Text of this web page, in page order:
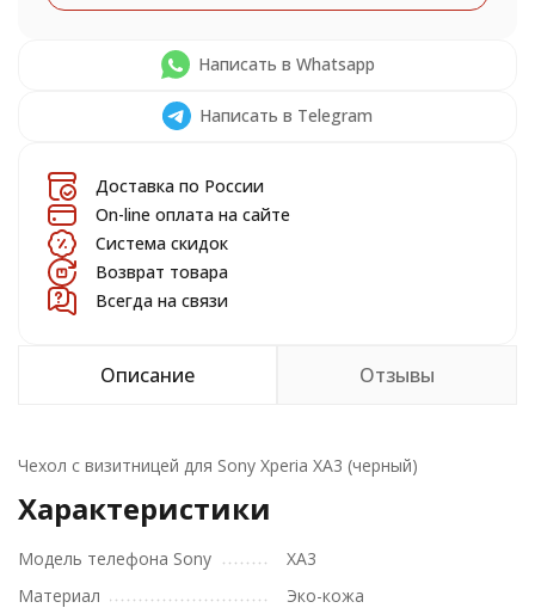
Написать в Whatsapp
Написать в Telegram
Доставка по России
On-line оплата на сайте
Система скидок
Возврат товара
Всегда на связи
Описание Отзывы
Чехол с визитницей для Sony Xperia XA3 (черный)
Характеристики
Модель телефона Sony
XA3
Материал
Эко-кожа